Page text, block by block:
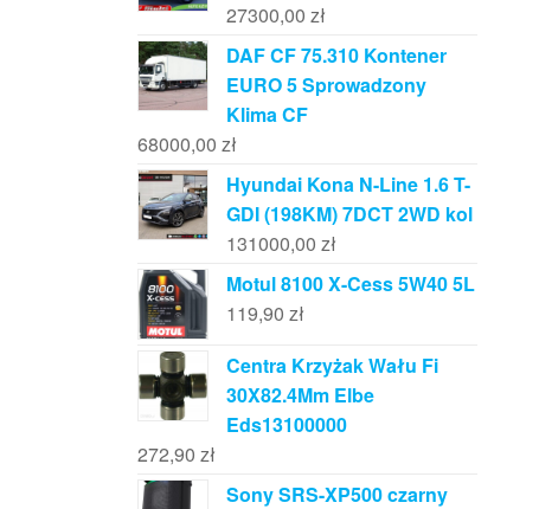
27300,00 zł
DAF CF 75.310 Kontener
EURO 5 Sprowadzony
Klima CF
68000,00 zł
Hyundai Kona N-Line 1.6 T-
GDI (198KM) 7DCT 2WD kol
131000,00 zł
Motul 8100 X-Cess 5W40 5L
119,90 zł
Centra Krzyżak Wału Fi
30X82.4Mm Elbe
Eds13100000
272,90 zł
Sony SRS-XP500 czarny